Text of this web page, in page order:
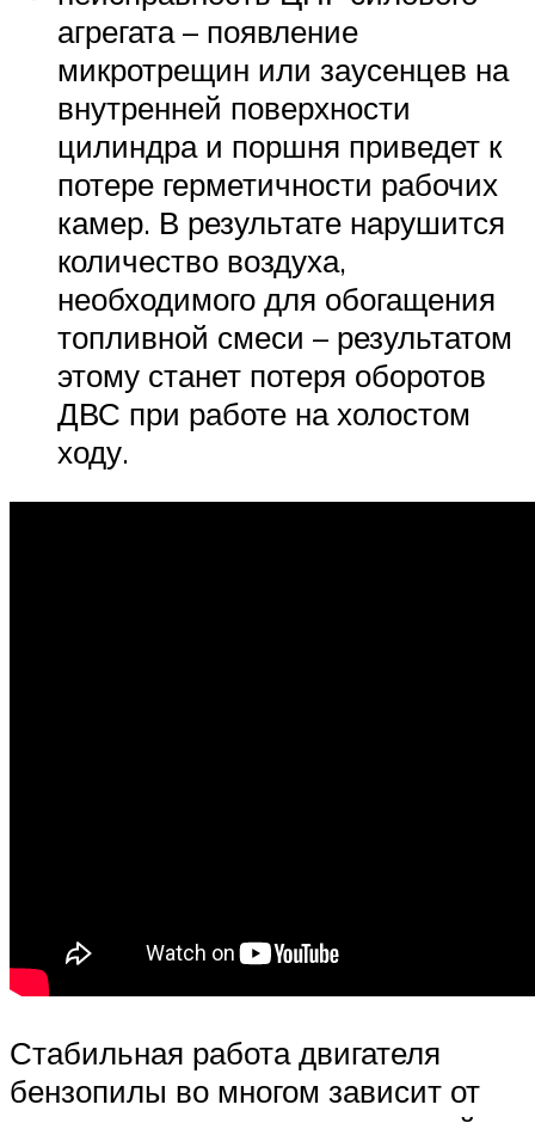
агрегата – появление
микротрещин или заусенцев на
внутренней поверхности
цилиндра и поршня приведет к
потере герметичности рабочих
камер. В результате нарушится
количество воздуха,
необходимого для обогащения
топливной смеси – результатом
этому станет потеря оборотов
ДВС при работе на холостом
ходу.
Стабильная работа двигателя
бензопилы во многом зависит от